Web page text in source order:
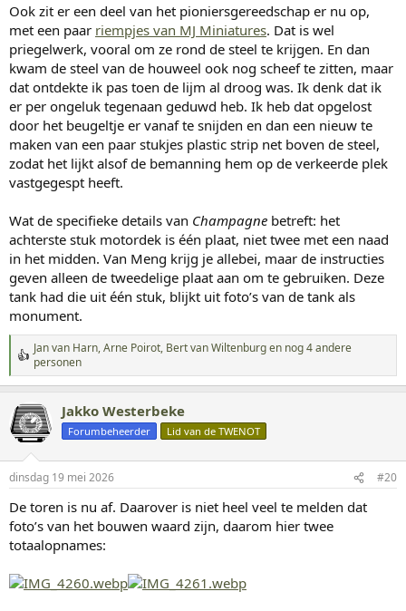
Ook zit er een deel van het pioniersgereedschap er nu op,
met een paar riempjes van MJ Miniatures. Dat is wel
priegelwerk, vooral om ze rond de steel te krijgen. En dan
kwam de steel van de houweel ook nog scheef te zitten, maar
dat ontdekte ik pas toen de lijm al droog was. Ik denk dat ik
er per ongeluk tegenaan geduwd heb. Ik heb dat opgelost
door het beugeltje er vanaf te snijden en dan een nieuw te
maken van een paar stukjes plastic strip net boven de steel,
zodat het lijkt alsof de bemanning hem op de verkeerde plek
vastgegespt heeft.
Wat de specifieke details van Champagne betreft: het
achterste stuk motordek is één plaat, niet twee met een naad
in het midden. Van Meng krijg je allebei, maar de instructies
geven alleen de tweedelige plaat aan om te gebruiken. Deze
tank had die uit één stuk, blijkt uit foto’s van de tank als
monument.
W
a
a
r
d
e
r
i
n
g
e
:
Jan van Harn,Arne Ρоirοt, Bert van Wiltenburgen nog 4 andere
personen
Jakko Westerbeke
Forumbeheerder Lid van de TWENOT
dinsdag 19 mei 2026 #20
De toren is nu af. Daarover is niet heel veel te melden dat
foto’s van het bouwen waard zijn, daarom hier twee
totaalopnames: